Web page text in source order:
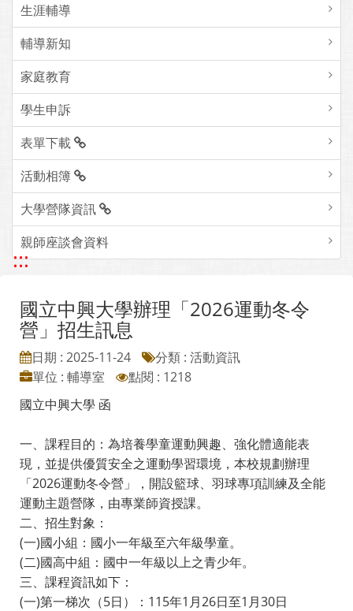
生涯輔導
輔導新知
家庭教育
學生申訴
表單下載
活動相簿
大學營隊資訊
親師座談會資料
:::
國立中興大學辦理「2026運動冬令
營」招生訊息
日期 : 2025-11-24
分類 : 活動資訊
單位 : 輔導室
點閱 : 1218
國立中興大學 函
一、課程目的：為培養學童運動興趣、強化體適能表
現，並提供優質安全之運動學習環境，本校規劃辦理
「2026運動冬令營」，開設籃球、羽球專項訓練及全能
運動主題營隊，由專業師資授課。
二、招生對象：
(一)國小組：國小一年級至六年級學童。
(二)國高中組：國中一年級以上之青少年。
三、課程資訊如下：
(一)第一梯次（5日）：115年1月26日至1月30日